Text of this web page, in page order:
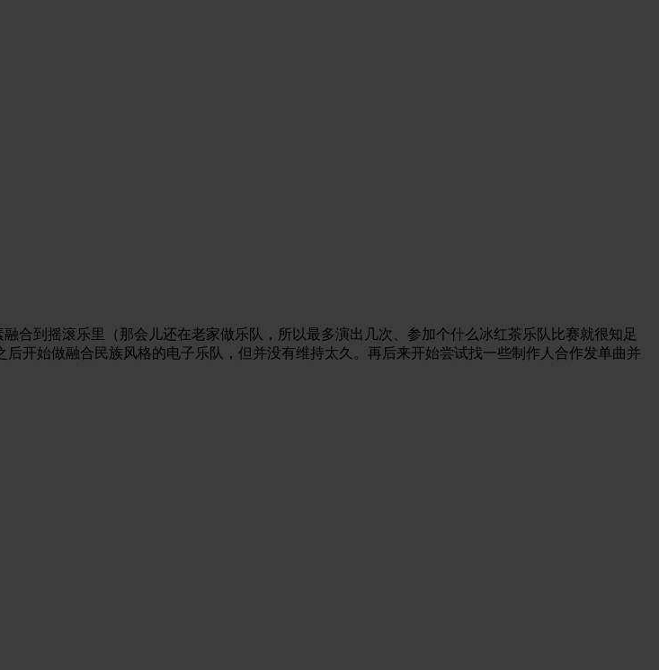
合到摇滚乐里（那会儿还在老家做乐队，所以最多演出几次、参加个什么冰红茶乐队比赛就很知足
开始做融合民族风格的电子乐队，但并没有维持太久。再后来开始尝试找一些制作人合作发单曲并